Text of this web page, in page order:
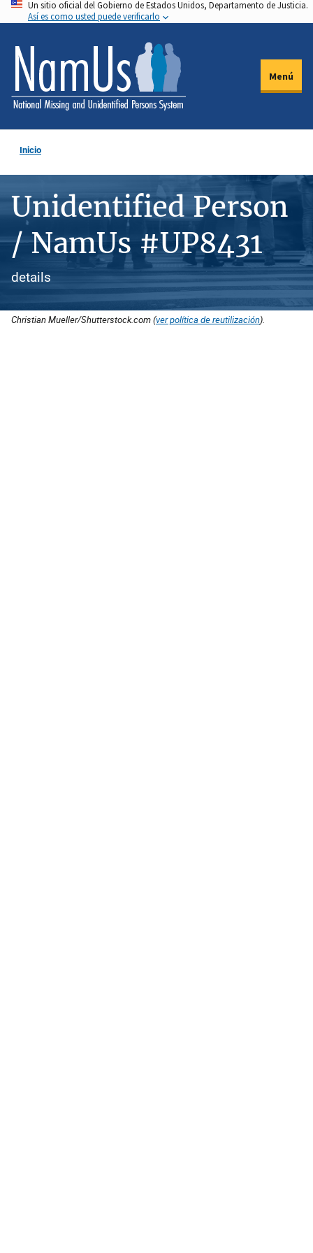
Pasar
al
contenido
principal
Un sitio oficial del Gobierno de Estados Unidos, Departamento de Justicia.
Así es como usted puede verificarlo
Menú
Inicio
Unidentified Person
/ NamUs #UP8431
details
Christian Mueller/Shutterstock.com (ver política de reutilización).